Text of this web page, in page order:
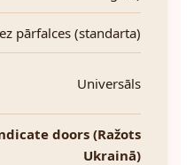
pārfalces (standarta)
Universāls
doors (Ražots
Ukrainā)